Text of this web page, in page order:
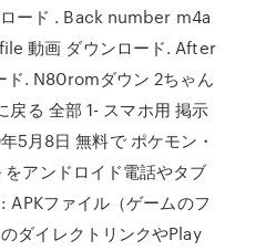
ード . Back number m4a
動画 ダウンロード. After
. N80romダウン 2ちゃん
戻る 全部 1- スマホ用 掲示
5月8日 無料で ポケモン・
アンドロイド電話やタブ
APKファイル（ゲームのフ
ダイレクトリンクやPlay